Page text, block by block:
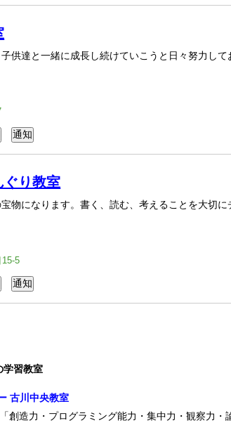
供達と一緒に成長し続けていこうと日々努力して
ぐり教室
物になります。書く、読む、考えることを大切
5
学習教室
古川中央教室
創造力・プログラミング能力・集中力・観察力・